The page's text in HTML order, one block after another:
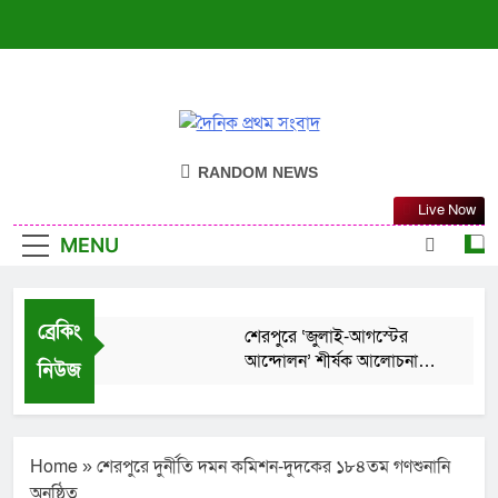
দৈনিক প্রথম সংবাদ
RANDOM NEWS
MENU
Live Now
ব্রেকিং
নিউজ
শেরপুরে ‘জুলাই-আগস্টের
আন্দোলন’ শীর্ষক আলোচনা
বদলগাছীতে স্কুলছাত্রীকে ধর্ষণ
অগ্নিসংযোগ ও ভাংচুর
August 6, 2026
Home»শেরপুরে দুর্নীতি দমন কমিশন-দুদকের ১৮৪তম গণশুনানি